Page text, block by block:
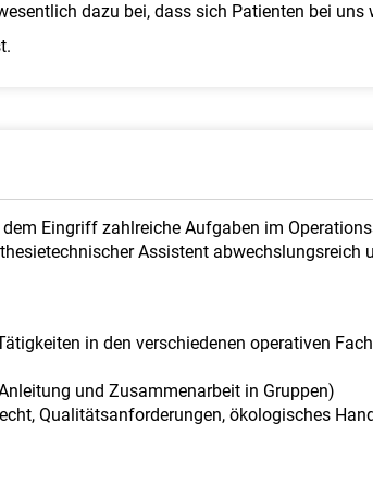
dazu bei, dass sich Patienten bei uns
Eingriff zahlreiche Aufgaben im
Assistent abwechslungsreich
in den verschiedenen operativen
und Zusammenarbeit in Gruppen)
Qualitätsanforderungen, ökologisches